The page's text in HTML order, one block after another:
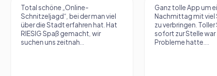
Total schöne „Online-
Schnitzeljagd“, bei der man viel
über die Stadt erfahren hat. Hat
RIESIG Spaß gemacht, wir
suchen uns zeitnah...
Ganz tolle App um
Nachmittag mit viel
zu verbringen.
sofort zur Stelle war
Probleme hatte....